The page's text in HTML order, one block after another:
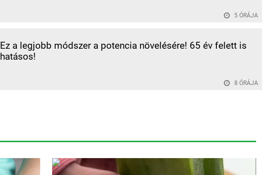
5 ÓRÁJA
Ez a legjobb módszer a potencia növelésére! 65 év felett is
hatásos!
8 ÓRÁJA